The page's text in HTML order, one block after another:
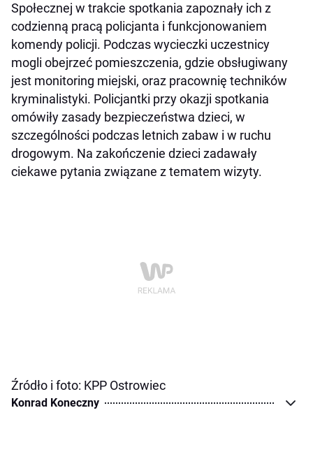
Społecznej w trakcie spotkania zapoznały ich z
codzienną pracą policjanta i funkcjonowaniem
komendy policji. Podczas wycieczki uczestnicy
mogli obejrzeć pomieszczenia, gdzie obsługiwany
jest monitoring miejski, oraz pracownię techników
kryminalistyki. Policjantki przy okazji spotkania
omówiły zasady bezpieczeństwa dzieci, w
szczególności podczas letnich zabaw i w ruchu
drogowym. Na zakończenie dzieci zadawały
ciekawe pytania związane z tematem wizyty.
Źródło i foto: KPP Ostrowiec
Konrad Koneczny